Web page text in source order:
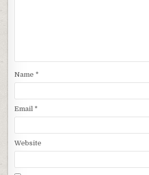
Name *
Email *
Website